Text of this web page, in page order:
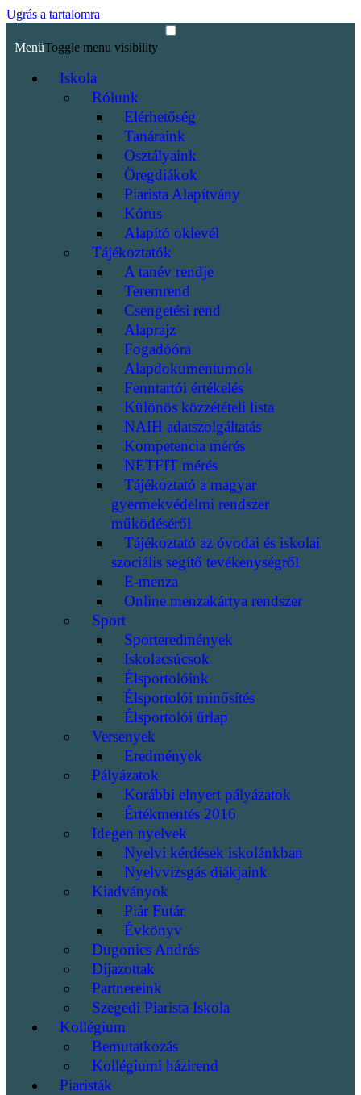
Ugrás a tartalomra
MenüToggle menu visibility
Iskola
Rólunk
Elérhetőség
Tanáraink
Osztályaink
Öregdiákok
Piarista Alapítvány
Kórus
Alapító oklevél
Tájékoztatók
A tanév rendje
Teremrend
Csengetési rend
Alaprajz
Fogadóóra
Alapdokumentumok
Fenntartói értékelés
Különös közzétételi lista
NAIH adatszolgáltatás
Kompetencia mérés
NETFIT mérés
Tájékoztató a magyar
gyermekvédelmi rendszer
működéséről
Tájékoztató az óvodai és iskolai
szociális segítő tevékenységről
E-menza
Online menzakártya rendszer
Sport
Sporteredmények
Iskolacsúcsok
Élsportolóink
Élsportolói minősítés
Élsportolói űrlap
Versenyek
Eredmények
Pályázatok
Korábbi elnyert pályázatok
Értékmentés 2016
Idegen nyelvek
Nyelvi kérdések iskolánkban
Nyelvvizsgás diákjaink
Kiadványok
Piár Futár
Évkönyv
Dugonics András
Díjazottak
Partnereink
Szegedi Piarista Iskola
Kollégium
Bemutatkozás
Kollégiumi házirend
Piaristák